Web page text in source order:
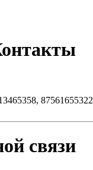
87561655322
связи